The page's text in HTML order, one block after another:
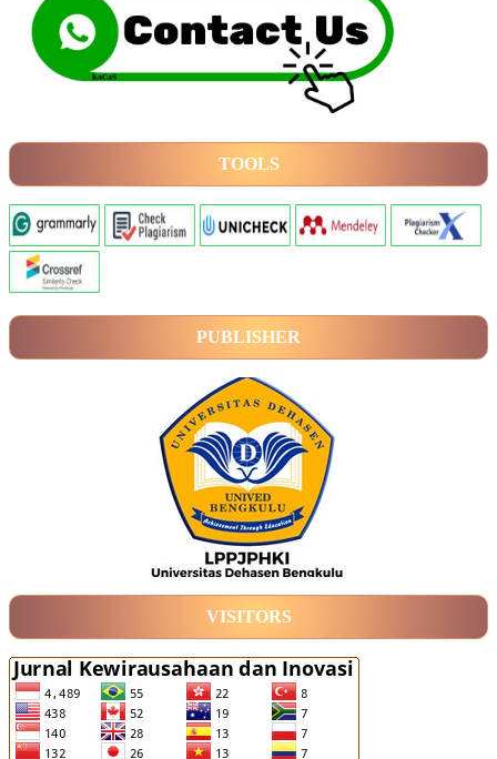
TOOLS
PUBLISHER
VISITORS